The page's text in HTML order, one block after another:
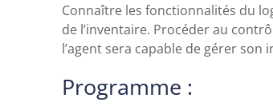
Connaître les fonctionnalités du
de l’inventaire. Procéder au
l’agent sera capable de gérer son
Programme :